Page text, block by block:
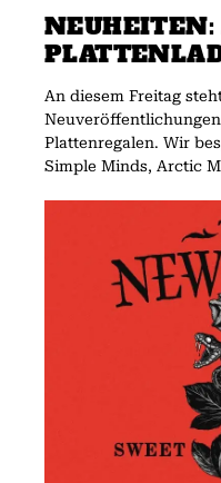
An diesem Freitag
Plattenregalen. Wir
Simple Minds, Arctic